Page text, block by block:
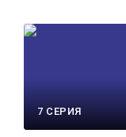
7 СЕРИЯ